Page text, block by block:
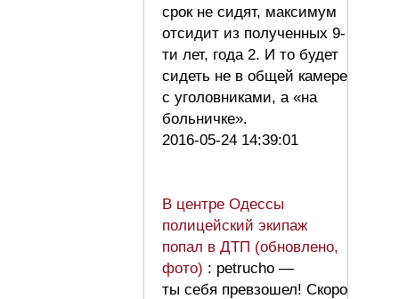
срок не сидят, максимум
отсидит из полученных 9-
ти лет, года 2. И то будет
сидеть не в общей камере
с уголовниками, а «на
больничке».
2016-05-24 14:39:01
В центре Одессы
полицейский экипаж
попал в ДТП (обновлено,
фото) : petrucho —
ты себя превзошел! Скоро